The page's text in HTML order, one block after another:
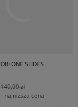
ONE SLIDES
149,99 zł
- najniższa cena